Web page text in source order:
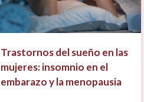
Trastornos del sueño en las
mujeres: insomnio en el
embarazo y la menopausia